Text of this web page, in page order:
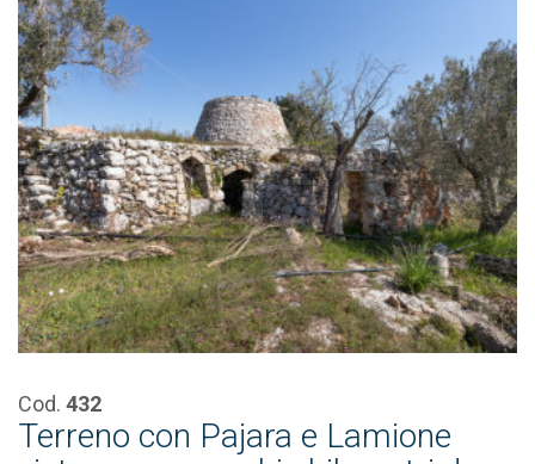
Cod. 432
Terreno con Pajara e Lamione